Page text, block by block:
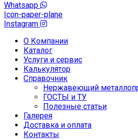
Whatsapp
Icon-paper-plane
Instagram
О Компании
Каталог
Услуги и сервис
Калькулятор
Справочник
Нержавеющий
ГОСТЫ и ТУ
Полезные статьи
Галерея
Доставка и оплата
Контакты